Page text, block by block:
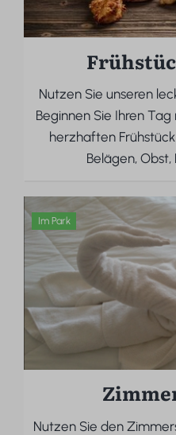
Nutzen Sie unseren
Beginnen Sie Ihren
herzhaften
Belägen, Obst,
Im Park
Nutzen Sie den